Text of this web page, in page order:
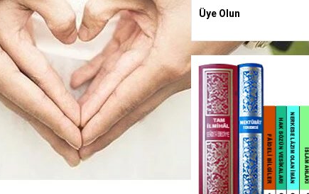
Üye Olun